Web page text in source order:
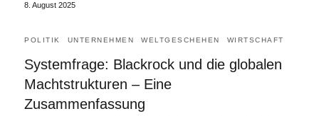
8. August 2025
POLITIK UNTERNEHMEN WELTGESCHEHEN WIRTSCHAFT
Systemfrage: Blackrock und die globalen
Machtstrukturen – Eine
Zusammenfassung